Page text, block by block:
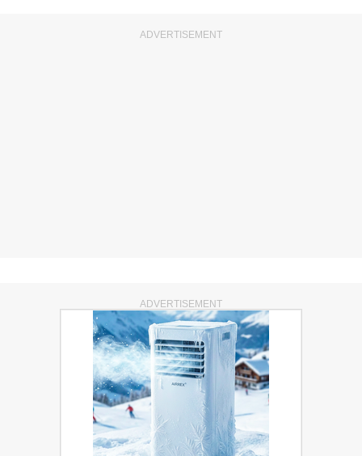
ADVERTISEMENT
ADVERTISEMENT